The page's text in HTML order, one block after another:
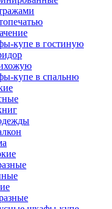
купе в гостиную
купе в спальню